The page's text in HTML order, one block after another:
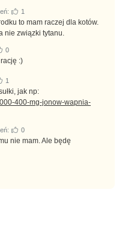
1
to mam raczej dla kotów.
nie związki tytanu.
0
:)
1
jak np:
400-mg-jonow-wapnia-
0
nie mam. Ale będę